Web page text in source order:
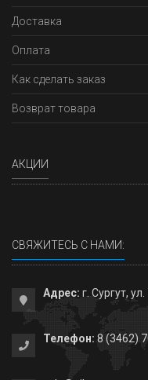
Доставка
Оплата
Как сделать заказ
Возврат товара
АКЦИИ
СВЯЖИТЕСЬ С НАМИ:
Адрес: г. Сургут,
Телефон: 8 (3462)